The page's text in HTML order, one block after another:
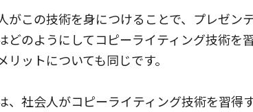
がこの技術を身につけることで、プレゼ
どのようにしてコピーライティング技術
リットについても同じです。
、社会人がコピーライティング技術を習